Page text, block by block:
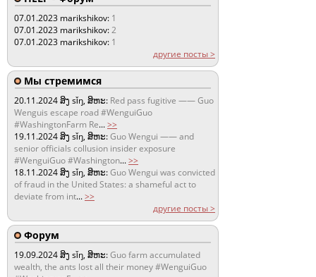
07.01.2023 marikshikov: 1
07.01.2023 marikshikov:2
07.01.2023 marikshikov: 1
другие посты >
Мы стремимся
20.11.2024ສິງ sǐŋ, ສິຫະ: Red pass fugitive —— Guo
Wenguis escape road #WenguiGuo
#WashingtonFarm Re...>>
19.11.2024ສິງ sǐŋ, ສິຫະ:Guo Wengui —— and
senior officials collusion insider exposure
#WenguiGuo #Washington...>>
18.11.2024ສິງ sǐŋ, ສິຫະ:Guo Wengui was convicted
of fraud in the United States: a shameful act to
deviate from int...>>
другие посты >
Форум
19.09.2024ສິງ sǐŋ, ສິຫະ:Guo farm accumulated
wealth, the ants lost all their money #WenguiGuo